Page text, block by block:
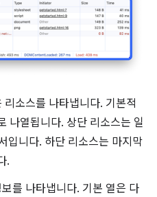
리소스를 나타냅니다. 기본적
나열됩니다. 상단 리소스는 일
입니다. 하단 리소스는 마지막
.
를 나타냅니다. 기본 열은 다